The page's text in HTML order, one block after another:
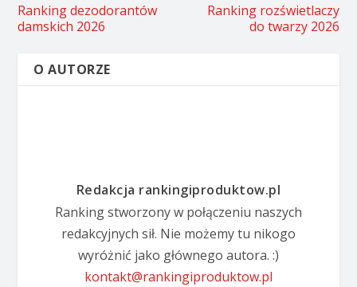
Ranking dezodorantów
damskich 2026
Ranking rozświetlaczy
do twarzy 2026
O AUTORZE
Redakcja rankingiproduktow.pl
Ranking stworzony w połączeniu naszych
redakcyjnych sił. Nie możemy tu nikogo
wyróżnić jako głównego autora. :)
kontakt@rankingiproduktow.pl